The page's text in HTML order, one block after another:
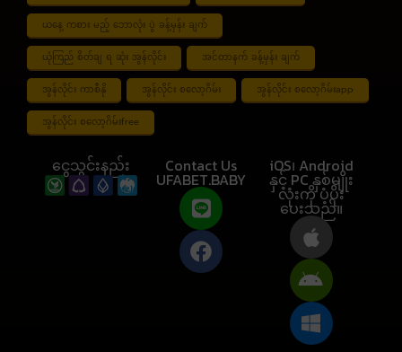
ယနေ့ ကစား မည့် ဘောလုံး ပွဲ ခန့်မှန်း ချက်
ယုံကြည် စိတ်ချ ရ ဆုံး အွန်လိုင်း အင်တာနက် ခန့်မှန်း ချက်
အွန်လိုင်း ကာစီနို အွန်လိုင်း စလော့ဂိမ်း အွန်လိုင်း စလော့ဂိမ်းapp
အွန်လိုင်း စလော့ဂိမ်းfree
ငွေသွင်းနည်း Contact Us
UFABET.BABY
iOS၊ Android
နှင့် PC နှစ်မျိုး
လုံးကို ပံ့ပိုး
ပေးသည်။